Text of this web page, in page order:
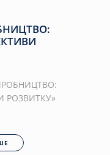
РОЗВИТКУ»